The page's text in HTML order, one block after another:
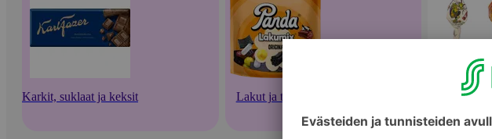
Karkit, suklaat ja keksit Lakut ja tikkarit Tikkarit